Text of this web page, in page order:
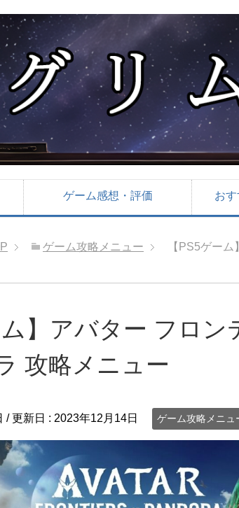
ゲーム感想・評価 お
ゲーム攻略メニュー 【PS5ゲー
ム】アバター フロン
攻略メニュー
/ 更新日 : 2023年12月14日 ゲーム攻略メニュ